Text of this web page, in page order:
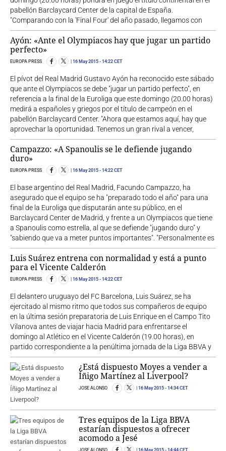
pabellón Barclaycard Center de la capital de España.
"Comparando con la 'Final Four' del año pasado, llegamos con
Ayón: «Ante el Olympiacos hay que jugar un partido
perfecto»
EUROPA PRESS 16 May 2015 - 14:22 CET
El pívot del Real Madrid Gustavo Ayón ha reconocido este sábado
que ante el Olympiacos se debe "jugar un partido perfecto", en
referencia a la final de la Euroliga que este domingo (20.00 horas)
medirá a españoles y griegos por el título de campeón en el
pabellón Barclaycard Center. "Ahora que estamos aquí, hay que
aprovechar la oportunidad. Tenemos un gran rival a vencer,
Campazzo: «A Spanoulis se le defiende jugando
duro»
EUROPA PRESS 16 May 2015 - 14:22 CET
El base argentino del Real Madrid, Facundo Campazzo, ha
asegurado que el equipo se ha "preparado todo el año" para una
final de la Euroliga que disputarán ante su público, en el
Barclaycard Center de Madrid, y frente a un Olympiacos que tiene
a Spanoulis como estrella, al que se defiende "jugando duro" y
"sabiendo que va a meter puntos importantes". "Personalmente es
Luis Suárez entrena con normalidad y está a punto
para el Vicente Calderón
EUROPA PRESS 16 May 2015 - 14:22 CET
El delantero uruguayo del FC Barcelona, Luis Suárez, se ha
ejercitado al mismo ritmo que todos sus compañeros de equipo
en la última sesión preparatoria de Luis Enrique en el Campo Tito
Vilanova antes de viajar hacia Madrid para enfrentarse el
domingo al Atlético en el Vicente Calderón (19.00 horas), en
partido correspondiente a la penúltima jornada de la Liga BBVA y
¿Está dispuesto Moyes a vender a
Íñigo Martínez al Liverpool?
JOSE ALONSO 16 May 2015 - 14:34 CET
Tres equipos de la Liga BBVA
estarían dispuestos a ofrecer
acomodo a Jesé